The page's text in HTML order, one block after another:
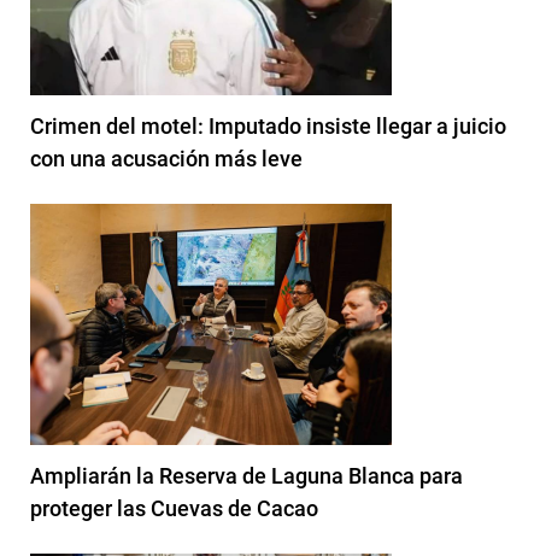
Crimen del motel: Imputado insiste llegar a juicio
con una acusación más leve
Ampliarán la Reserva de Laguna Blanca para
proteger las Cuevas de Cacao